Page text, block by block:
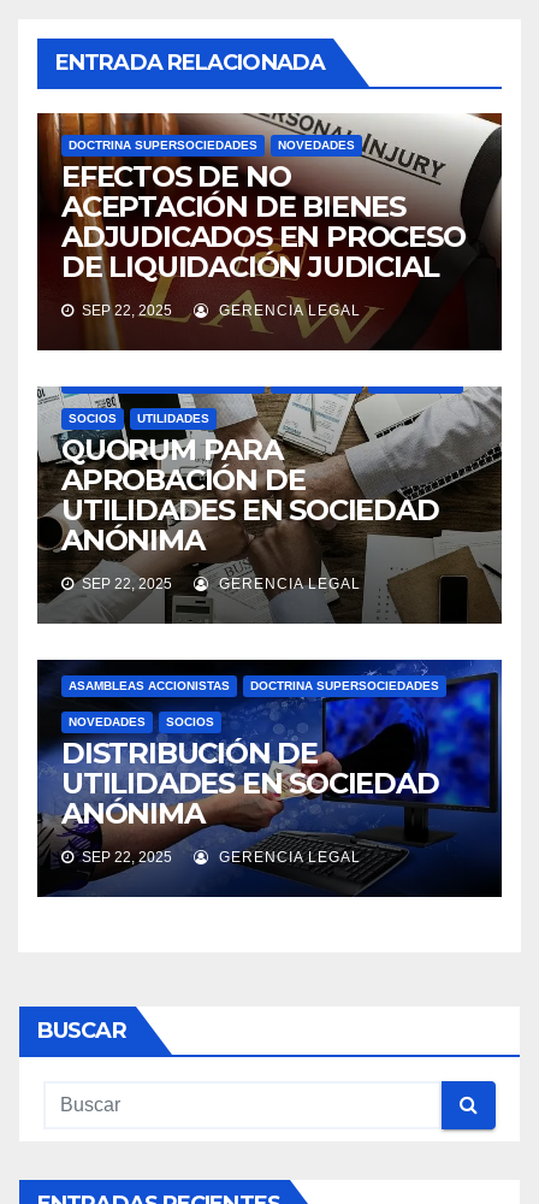
ENTRADA RELACIONADA
DOCTRINA SUPERSOCIEDADES NOVEDADES
EFECTOS DE NO
ACEPTACIÓN DE BIENES
ADJUDICADOS EN PROCESO
DE LIQUIDACIÓN JUDICIAL
SEP 22, 2025 GERENCIA LEGAL
SOCIOS UTILIDADES
QUORUM PARA
APROBACIÓN DE
UTILIDADES EN SOCIEDAD
ANÓNIMA
SEP 22, 2025 GERENCIA LEGAL
ASAMBLEAS ACCIONISTAS DOCTRINA SUPERSOCIEDADES
NOVEDADES SOCIOS
DISTRIBUCIÓN DE
UTILIDADES EN SOCIEDAD
ANÓNIMA
SEP 22, 2025 GERENCIA LEGAL
BUSCAR